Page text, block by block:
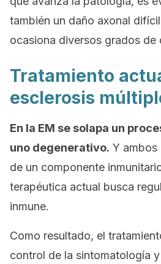
también un daño axonal
ocasiona diversos grados de
Tratamiento
esclerosis
En la EM se solapa un
uno degenerativo. Y ambos
de un componente
terapéutica actual busca
inmune.
Como resultado, el
control de la sintomatología